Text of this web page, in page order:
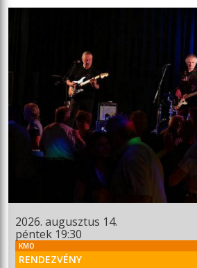
2026. augusztus 14.
péntek 19:30
KMO
RENDEZVÉNY